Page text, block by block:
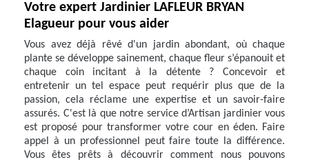
Votre expert Jardinier LAFLEUR BRYAN
Elagueur pour vous aider
Vous avez déjà rêvé d'un jardin abondant, où chaque
plante se développe sainement, chaque fleur s’épanouit et
chaque coin incitant à la détente ? Concevoir et
entretenir un tel espace peut requérir plus que de la
passion, cela réclame une expertise et un savoir-faire
assurés. C'est là que notre service d’Artisan jardinier vous
est proposé pour transformer votre cour en éden. Faire
appel à un professionnel peut faire toute la différence.
Vous êtes prêts à découvrir comment nous pouvons